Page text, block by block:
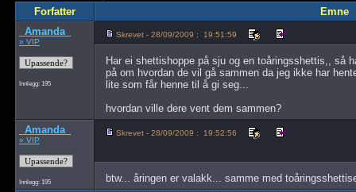
Forfatter
Emne
_Amanda_
» VIP
Innlegg: 195
Skrevet - 28/09/2009 : 19:51:59
Har ei shettishoppe på sju og en toåringsshettis,, så
på om hvordan de vil gå sammen da jeg ikke har
lite som får henne til å gi seg...
hvordan ville dere vent dem sammen?
_Amanda_
» VIP
Innlegg: 195
Skrevet - 28/09/2009 : 19:52:56
btw... åringen er valakk... samme med